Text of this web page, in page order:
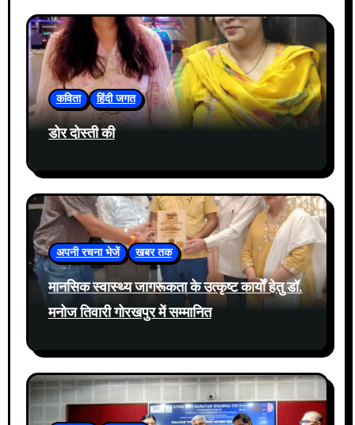
कविता हिंदी जगत
डोर दोस्ती की
अपनी रचना भेजें खबर तक
मानसिक स्वास्थ्य जागरूकता के उत्कृष्ट कार्यों हेतु डॉ.
मनोज तिवारी गोरखपुर में सम्मानित